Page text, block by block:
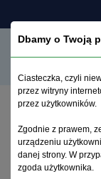
Fizjologiczne
spowodowanej
Dbamy o Twoją
Ciasteczka, czyli
przez witryny
przez użytkowników.
Zgodnie z prawem,
urządzeniu
danej strony. W
zgoda użytkownika.